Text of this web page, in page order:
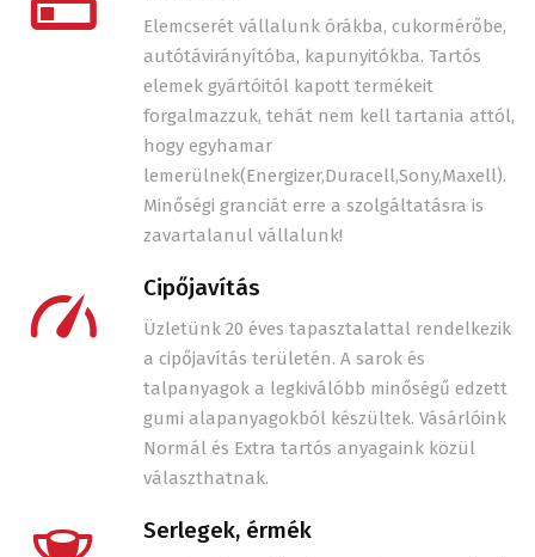
Elemcserét vállalunk órákba, cukormérőbe,
autótávirányítóba, kapunyitókba. Tartós
elemek gyártóitól kapott termékeit
forgalmazzuk, tehát nem kell tartania attól,
hogy egyhamar
lemerülnek(Energizer,Duracell,Sony,Maxell).
Minőségi granciát erre a szolgáltatásra is
zavartalanul vállalunk!
Cipőjavítás
Üzletünk 20 éves tapasztalattal rendelkezik
a cipőjavítás területén. A sarok és
talpanyagok a legkiválóbb minőségű edzett
gumi alapanyagokból készültek. Vásárlóink
Normál és Extra tartós anyagaink közül
választhatnak.
Serlegek, érmék